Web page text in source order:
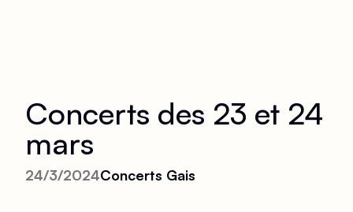
Concerts des 23 et 24
mars
24/3/2024Concerts Gais